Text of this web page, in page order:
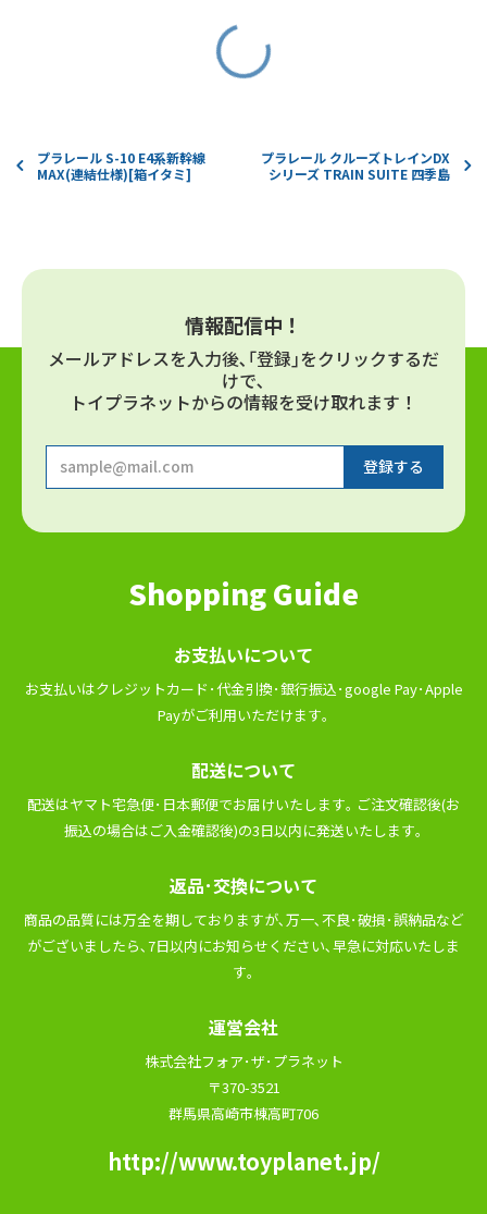
プラレール S-10 E4系新幹線
MAX(連結仕様)[箱イタミ]
プラレール クルーズトレインDX
シリーズ TRAIN SUITE 四季島
情報配信中！
メールアドレスを⼊⼒後､｢登録｣をクリックするだ
けで､
トイプラネットからの情報を受け取れます！
Shopping Guide
お⽀払いについて
お⽀払いはクレジットカード･代⾦引換･銀⾏振込･google Pay･Apple
Payがご利⽤いただけます｡
配送について
配送はヤマト宅急便･⽇本郵便でお届けいたします｡ ご注⽂確認後(お
振込の場合はご⼊⾦確認後)の3⽇以内に発送いたします｡
返品･交換について
商品の品質には万全を期しておりますが､万⼀､不良･破損･誤納品など
がございましたら､7⽇以内にお知らせください､早急に対応いたしま
す｡
運営会社
株式会社フォア･ザ･プラネット
〒370-3521
群馬県高崎市棟高町706
http://www.toyplanet.jp/